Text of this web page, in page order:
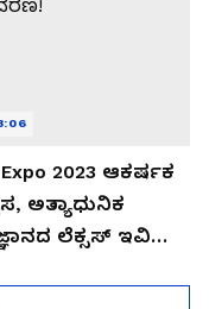
2023 ಆಕರ್ಷಕ
ಅತ್ಯಾಧುನಿಕ
ಲೆಕ್ಸಸ್ ಇವಿ